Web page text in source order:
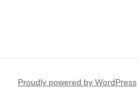
Proudly powered by WordPress